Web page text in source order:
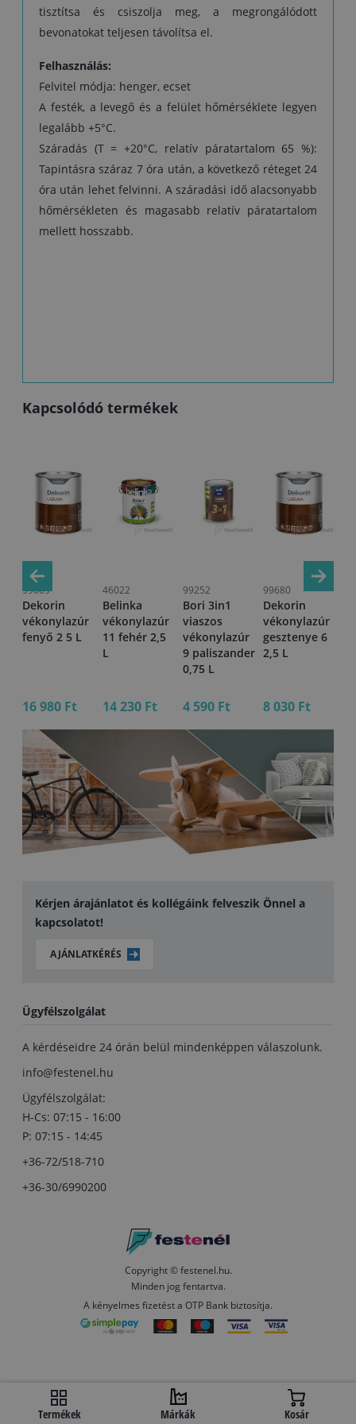
tisztítsa és csiszolja meg, a megrongálódott
bevonatokat teljesen távolítsa el.
Felhasználás:
Felvitel módja: henger, ecset
A festék, a levegő és a felület hőmérséklete legyen
legalább +5°C.
Száradás (T = +20°C, relatív páratartalom 65 %):
Tapintásra száraz 7 óra után, a következő réteget 24
óra után lehet felvinni. A száradási idő alacsonyabb
hőmérsékleten és magasabb relatív páratartalom
mellett hosszabb.
Kapcsolódó termékek
99669
Dekorin
vékonylazúr
fenyő 2 5 L
16 980 Ft
46022
Belinka
vékonylazúr
11 fehér 2,5
L
14 230 Ft
99252
Bori 3in1
viaszos
vékonylazúr
9 paliszander
0,75 L
4 590 Ft
99680
Dekorin
vékonylazúr
gesztenye 6
2,5 L
8 030 Ft
Kérjen árajánlatot és kollégáink felveszik Önnel a
kapcsolatot!
AJÁNLATKÉRÉS
Ügyfélszolgálat
A kérdéseidre 24 órán belül mindenképpen válaszolunk.
info@festenel.hu
Ügyfélszolgálat:
H-Cs: 07:15 - 16:00
P: 07:15 - 14:45
+36-72/518-710
+36-30/6990200
Copyright © festenel.hu.
Minden jog fentartva.
A kényelmes fizetést a OTP Bank biztosítja.
Termékek Márkák Kosár